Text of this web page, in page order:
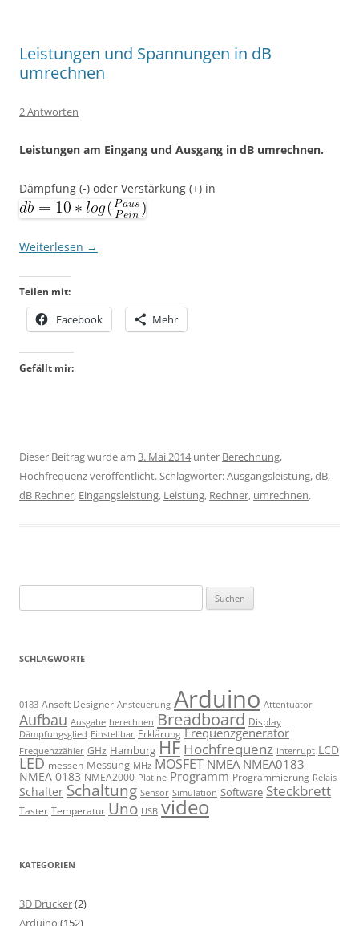
Leistungen und Spannungen in dB
umrechnen
2 Antworten
Leistungen am Eingang und Ausgang in dB umrechnen.
Dämpfung (-) oder Verstärkung (+) in
Weiterlesen →
Teilen mit:
Facebook Mehr
Gefällt mir:
Dieser Beitrag wurde am 3. Mai 2014unter Berechnung,
Hochfrequenzveröffentlicht. Schlagwörter:Ausgangsleistung,dB,
dB Rechner, Eingangsleistung, Leistung, Rechner, umrechnen.
nach:
SCHLAGWORTE
0183 Ansoft Designer Ansteuerung Arduino Attentuator
Aufbau Ausgabe berechnen Breadboard Display
Dämpfungsglied Einstellbar Erklärung Frequenzgenerator
Frequenzzähler GHz Hamburg HF Hochfrequenz Interrupt LCD
LED messen Messung MHz MOSFET NMEA NMEA0183
NMEA 0183 NMEA2000 Platine Programm Programmierung Relais
Schalter Schaltung Sensor Simulation Software Steckbrett
Taster Temperatur Uno USB video
KATEGORIEN
3D Drucker(2)
Arduino (152)